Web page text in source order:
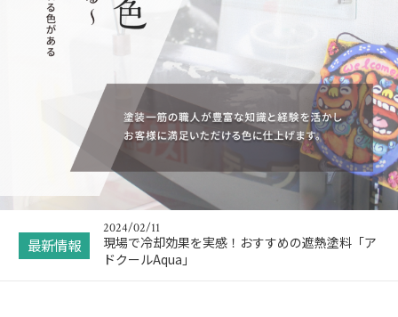
最新情報
2023/03/07
漆喰に新型コロナウィルス感染防止効果があるの
をご存じですか？
2024/04/24
ゴールデンウィーク期間の休業日のお知らせ
2024/02/11
現場で冷却効果を実感！おすすめの遮熱塗料「ア
ドクールAqua」